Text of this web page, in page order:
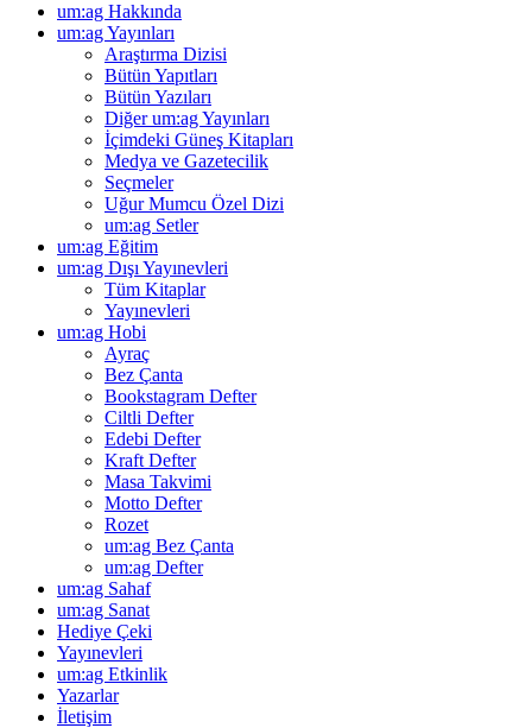
um:ag Hakkında
um:ag Yayınları
Araştırma Dizisi
Bütün Yapıtları
Bütün Yazıları
Diğer um:ag Yayınları
İçimdeki Güneş Kitapları
Medya ve Gazetecilik
Seçmeler
Uğur Mumcu Özel Dizi
um:ag Setler
um:ag Eğitim
um:ag Dışı Yayınevleri
Tüm Kitaplar
Yayınevleri
um:ag Hobi
Ayraç
Bez Çanta
Bookstagram Defter
Ciltli Defter
Edebi Defter
Kraft Defter
Masa Takvimi
Motto Defter
Rozet
um:ag Bez Çanta
um:ag Defter
um:ag Sahaf
um:ag Sanat
Hediye Çeki
Yayınevleri
um:ag Etkinlik
Yazarlar
İletişim